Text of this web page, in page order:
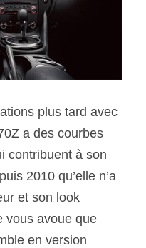
plus tard avec
a des courbes
contribuent à son
2010 qu’elle n’a
et son look
vous avoue que
en version